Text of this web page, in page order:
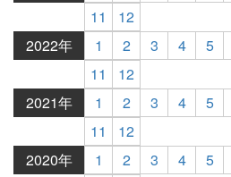
11
12
2022年
1 2 3 4 5
11
12
2021年
1 2 3 4 5
11
12
2020年
1 2 3 4 5